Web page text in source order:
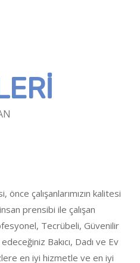
çalışanlarımızın kalitesi
prensibi ile çalışan
Tecrübeli, Güvenilir
Bakıcı, Dadı ve Ev
en iyi hizmetle ve en iyi